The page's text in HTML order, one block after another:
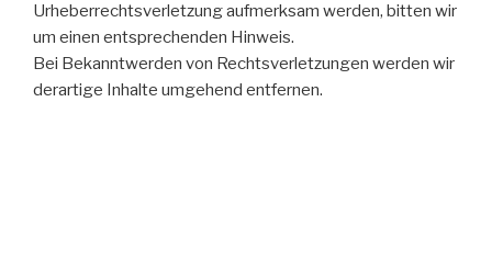
Urheberrechtsverletzung aufmerksam werden, bitten wir
um einen entsprechenden Hinweis.
Bei Bekanntwerden von Rechtsverletzungen werden wir
derartige Inhalte umgehend entfernen.